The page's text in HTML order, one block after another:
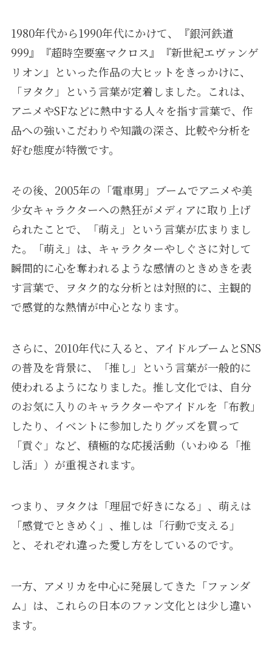
1980年代から1990年代にかけて、『銀河鉄道
999』『超時空要塞マクロス』『新世紀エヴァンゲ
リオン』といった作品の大ヒットをきっかけに、
「ヲタク」という言葉が定着しました。これは、
アニメやSFなどに熱中する人々を指す言葉で、作
品への強いこだわりや知識の深さ、比較や分析を
好む態度が特徴です。
その後、2005年の「電車男」ブームでアニメや美
少女キャラクターへの熱狂がメディアに取り上げ
られたことで、「萌え」という言葉が広まりまし
た。「萌え」は、キャラクターやしぐさに対して
瞬間的に心を奪われるような感情のときめきを表
す言葉で、ヲタク的な分析とは対照的に、主観的
で感覚的な熱情が中心となります。
さらに、2010年代に入ると、アイドルブームとSNS
の普及を背景に、「推し」という言葉が一般的に
使われるようになりました。推し文化では、自分
のお気に入りのキャラクターやアイドルを「布教」
したり、イベントに参加したりグッズを買って
「貢ぐ」など、積極的な応援活動（いわゆる「推
し活」）が重視されます。
つまり、ヲタクは「理屈で好きになる」、萌えは
「感覚でときめく」、推しは「行動で支える」
と、それぞれ違った愛し方をしているのです。
一方、アメリカを中心に発展してきた「ファンダ
ム」は、これらの日本のファン文化とは少し違い
ます。